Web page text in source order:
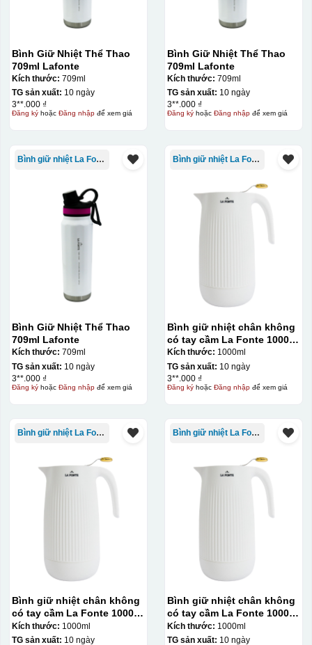
Bình Giữ Nhiệt Thể Thao
709ml Lafonte
Kích thước: 709ml
TG sản xuất: 10 ngày
3**.000 ₫
Đăng kýhoặc Đăng nhậpđể xem giá
Bình Giữ Nhiệt Thể Thao
709ml Lafonte
Kích thước: 709ml
TG sản xuất: 10 ngày
3**.000 ₫
Đăng kýhoặc Đăng nhậpđể xem giá
Bình giữ nhiệt La Fonte
Bình Giữ Nhiệt Thể Thao
709ml Lafonte
Kích thước: 709ml
TG sản xuất: 10 ngày
3**.000 ₫
Đăng kýhoặc Đăng nhậpđể xem giá
Bình giữ nhiệt La Fonte
Bình giữ nhiệt chân không
có tay cầm La Fonte 1000ml
– 011655
Kích thước: 1000ml
TG sản xuất: 10 ngày
3**.000 ₫
Đăng kýhoặc Đăng nhậpđể xem giá
Bình giữ nhiệt La Fonte
Bình giữ nhiệt chân không
có tay cầm La Fonte 1000ml
– 011655
Kích thước: 1000ml
TG sản xuất: 10 ngày
Bình giữ nhiệt La Fonte
Bình giữ nhiệt chân không
có tay cầm La Fonte 1000ml
– 011655
Kích thước: 1000ml
TG sản xuất: 10 ngày